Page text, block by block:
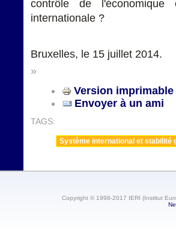
contrôle de
internationale ?
Bruxelles, le 15 juillet 2014.
»
Version imprimable
Envoyer à un ami
TAGS:
Système international et stabilité
Copyright © 1998-2017 IERI (Institut